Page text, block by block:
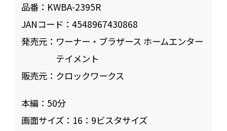
品番： KWBA-2395R
JANコード：4548967430868
発売元： ワーナー・ブラザース ホームエンター
テイメント
販売元： クロックワークス
本編： 50
画面サイズ： 16：9ビスタサイズ